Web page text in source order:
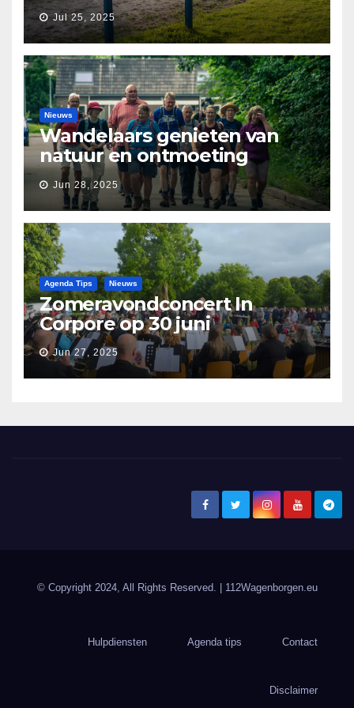
Jul 25, 2025
Nieuws
Wandelaars genieten van
natuur en ontmoeting
tijdens Etapperonde
Pronkjewailpad
Jun 28, 2025
Agenda Tips Nieuws
Zomeravondconcert In
Corpore op 30 juni
Jun 27, 2025
© Copyright 2024, All Rights Reserved. | 112Wagenborgen.eu
Hulpdiensten Agenda tips Contact
Disclaimer